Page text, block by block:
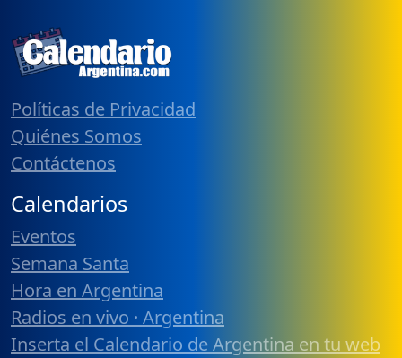
Políticas de Privacidad
Quiénes Somos
Contáctenos
Calendarios
Eventos
Semana Santa
Hora en Argentina
Radios en vivo · Argentina
Inserta el Calendario de Argentina en tu web